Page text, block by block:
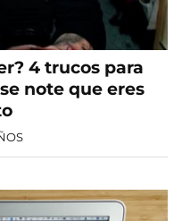
4 trucos para
note que eres